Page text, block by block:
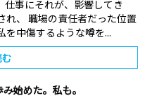
仕事にそれが、影響してき
れ、 職場の責任者だった位置
を中傷するような噂を...
始めた。私も。